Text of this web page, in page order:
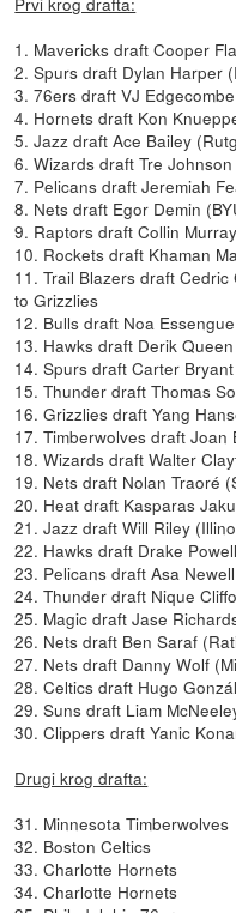
1. Mavericks draft Cooper
2. Spurs draft Dylan Harper
3. 76ers draft VJ
4. Hornets draft Kon
5. Jazz draft Ace Bailey
6. Wizards draft Tre Johnson
7. Pelicans draft Jeremiah
8. Nets draft Egor Demin
9. Raptors draft Collin
10. Rockets draft Khaman
11. Trail Blazers draft
to Grizzlies
12. Bulls draft Noa
13. Hawks draft Derik
14. Spurs draft Carter
15. Thunder draft Thomas
16. Grizzlies draft Yang
17. Timberwolves draft
18. Wizards draft Walter
19. Nets draft Nolan Traoré
20. Heat draft Kasparas
21. Jazz draft Will Riley
22. Hawks draft Drake
23. Pelicans draft Asa
24. Thunder draft Nique
25. Magic draft Jase
26. Nets draft Ben Saraf
27. Nets draft Danny Wolf
28. Celtics draft Hugo
29. Suns draft Liam
30. Clippers draft Yanic
Drugi krog drafta:
31. Minnesota Timberwolves
32. Boston Celtics
33. Charlotte Hornets
34. Charlotte Hornets